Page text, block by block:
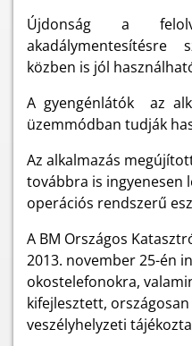
Újdonság a
akadálymentesítésre
közben is jól
A gyengénlátók az
üzemmódban tudják
Az alkalmazás
továbbra is ingyenesen
operációs rendszerű
A BM Országos
2013. november 25-én
okostelefonokra,
kifejlesztett,
veszélyhelyzeti